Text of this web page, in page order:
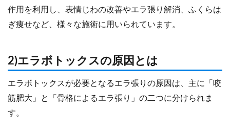
作用を利用し、表情じわの改善やエラ張り解消、ふくらは
ぎ痩せなど、様々な施術に用いられています。
2)エラボトックスの原因とは
エラボトックスが必要となるエラ張りの原因は、主に「咬
筋肥大」と「骨格によるエラ張り」の二つに分けられま
す。